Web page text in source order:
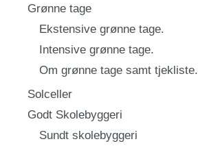
Grønne tage
Ekstensive grønne tage.
Intensive grønne tage.
Om grønne tage samt tjekliste.
Solceller
Godt Skolebyggeri
Sundt skolebyggeri